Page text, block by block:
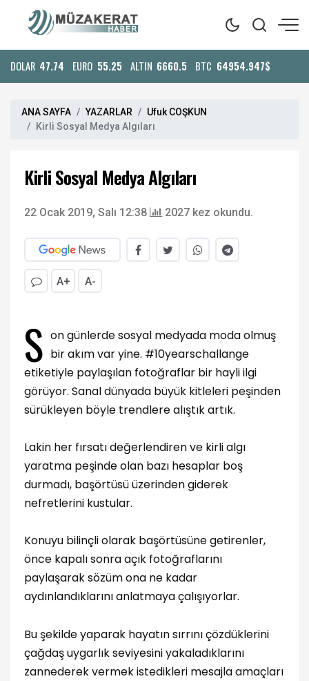
DOLAR 47.74 EURO 55.25 ALTIN 6660.5 BTC 64954.947$
ANA SAYFA YAZARLAR
Ufuk COŞKUN
Kirli Sosyal Medya Algıları
Kirli Sosyal Medya Algıları
22 Ocak 2019, Salı 12:38 2027 kez okundu.
A+ A-
S on günlerde sosyal medyada moda olmuş
bir akım var yine. #10yearschallange
etiketiyle paylaşılan fotoğraflar bir hayli ilgi
görüyor. Sanal dünyada büyük kitleleri peşinden
sürükleyen böyle trendlere alıştık artık.
Lakin her fırsatı değerlendiren ve kirli algı
yaratma peşinde olan bazı hesaplar boş
durmadı, başörtüsü üzerinden giderek
nefretlerini kustular.
Konuyu bilinçli olarak başörtüsüne getirenler,
önce kapalı sonra açık fotoğraflarını
paylaşarak sözüm ona ne kadar
aydınlandıklarını anlatmaya çalışıyorlar.
Bu şekilde yaparak hayatın sırrını çözdüklerini
çağdaş uygarlık seviyesini yakaladıklarını
zannederek vermek istedikleri mesajla amaçları